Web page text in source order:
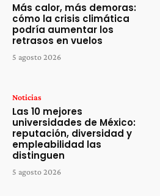
Más calor, más demoras:
cómo la crisis climática
podría aumentar los
retrasos en vuelos
5 agosto 2026
Noticias
Las 10 mejores
universidades de México:
reputación, diversidad y
empleabilidad las
distinguen
5 agosto 2026